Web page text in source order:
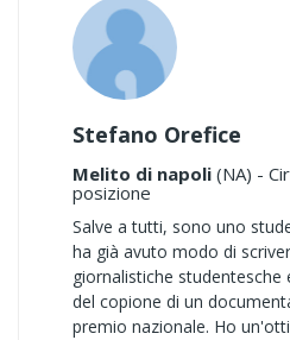
Stefano Orefice
Melito di napoli (NA) -
posizione
Salve a tutti, sono uno
ha già avuto modo di
giornalistiche studentesche
del copione di un
premio nazionale. Ho